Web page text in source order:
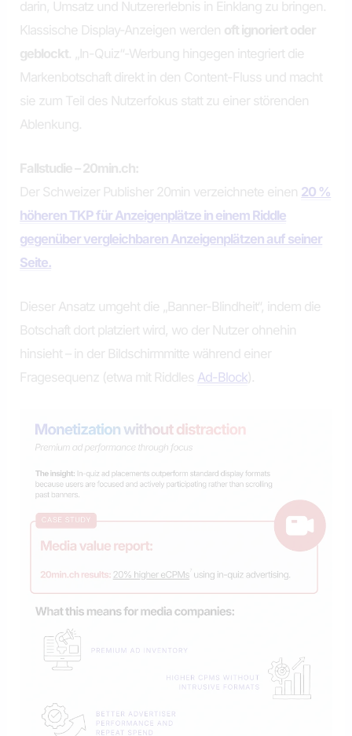
darin, Umsatz und Nutzererlebnis in Einklang zu bringen.
Klassische Display-Anzeigen werden oft ignoriert oder
geblockt. „In-Quiz“-Werbung hingegen integriert die
Markenbotschaft direkt in den Content-Fluss und macht
sie zum Teil des Nutzerfokus statt zu einer störenden
Ablenkung.
Fallstudie – 20min.ch:
Der Schweizer Publisher 20min verzeichnete einen 20 %
höheren TKP für Anzeigenplätze in einem Riddle
gegenüber vergleichbaren Anzeigenplätzen auf seiner
Seite.
Dieser Ansatz umgeht die „Banner-Blindheit“, indem die
Botschaft dort platziert wird, wo der Nutzer ohnehin
hinsieht – in der Bildschirmmitte während einer
Fragesequenz (etwa mit Riddles Ad-Block).